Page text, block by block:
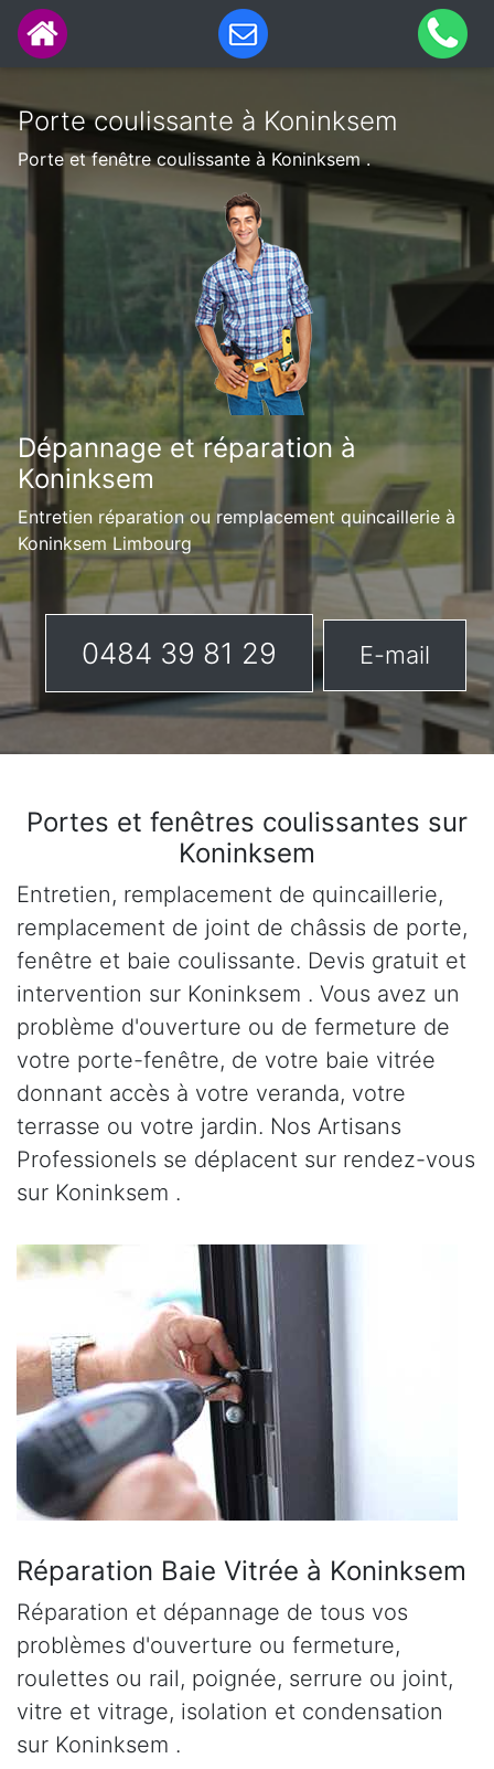
Porte coulissante à Koninksem
Porte et fenêtre coulissante à Koninksem .
Dépannage et réparation à
Koninksem
Entretien réparation ou remplacement quincaillerie à
Koninksem Limbourg
0484 39 81 29 E-mail
Portes et fenêtres coulissantes sur
Koninksem
Entretien, remplacement de quincaillerie,
remplacement de joint de châssis de porte,
fenêtre et baie coulissante. Devis gratuit et
intervention sur Koninksem . Vous avez un
problème d'ouverture ou de fermeture de
votre porte-fenêtre, de votre baie vitrée
donnant accès à votre veranda, votre
terrasse ou votre jardin. Nos Artisans
Professionels se déplacent sur rendez-vous
sur Koninksem .
Réparation Baie Vitrée à Koninksem
Réparation et dépannage de tous vos
problèmes d'ouverture ou fermeture,
roulettes ou rail, poignée, serrure ou joint,
vitre et vitrage, isolation et condensation
sur Koninksem .